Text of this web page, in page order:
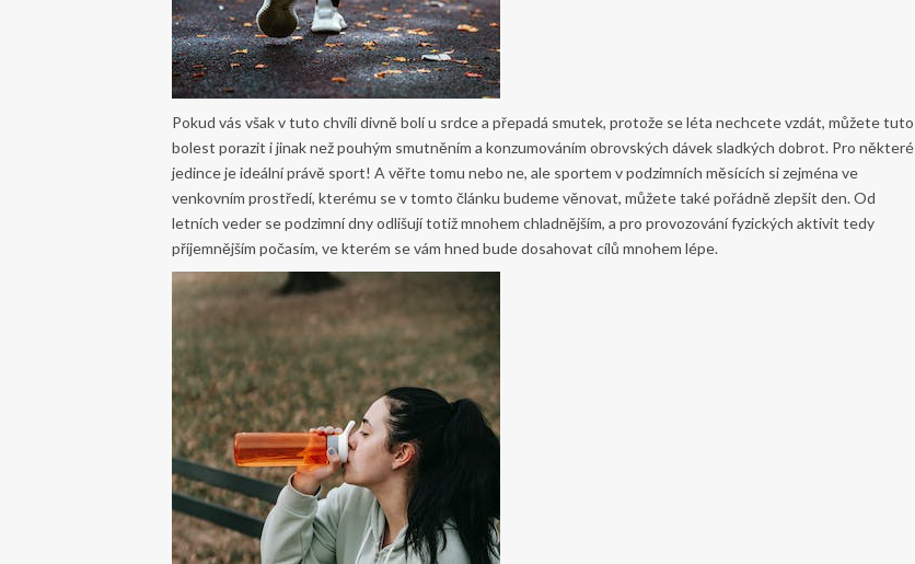
Pokud vás však v tuto chvíli divně bolí u srdce a přepadá smutek, protože se léta nechcete vzdát, můžete tuto
bolest porazit i jinak než pouhým smutněním a konzumováním obrovských dávek sladkých dobrot. Pro některé
jedince je ideální právě sport! A věřte tomu nebo ne, ale sportem v podzimních měsících si zejména ve
venkovním prostředí, kterému se v tomto článku budeme věnovat, můžete také pořádně zlepšit den. Od
letních veder se podzimní dny odlišují totiž mnohem chladnějším, a pro provozování fyzických aktivit tedy
příjemnějším počasím, ve kterém se vám hned bude dosahovat cílů mnohem lépe.